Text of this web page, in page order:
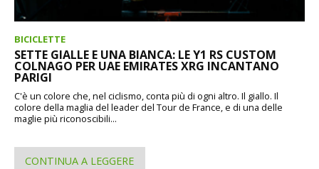
BICICLETTE
SETTE GIALLE E UNA BIANCA: LE Y1 RS CUSTOM
COLNAGO PER UAE EMIRATES XRG INCANTANO
PARIGI
C'è un colore che, nel ciclismo, conta più di ogni altro. Il giallo. Il
colore della maglia del leader del Tour de France, e di una delle
maglie più riconoscibili...
CONTINUA A LEGGERE